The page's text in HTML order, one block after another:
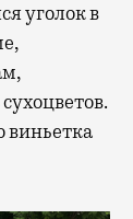
уголок в
виньетка